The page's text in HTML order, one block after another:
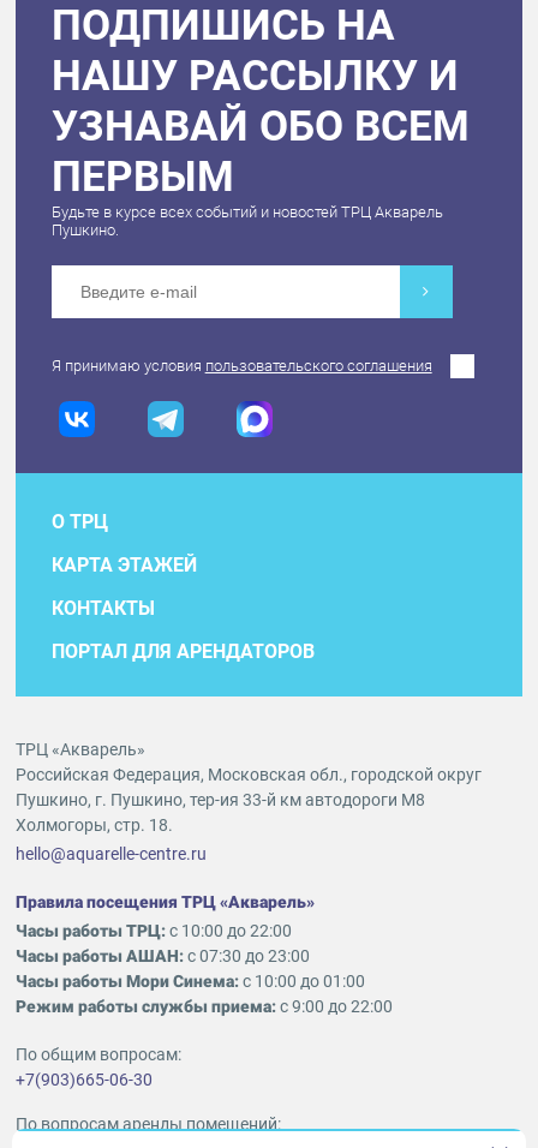
ПОДПИШИСЬ НА
НАШУ РАССЫЛКУ И
УЗНАВАЙ ОБО ВСЕМ
ПЕРВЫМ
Будьте в курсе всех событий и новостей ТРЦ Акварель
Пушкино.
Я принимаю условия пользовательского соглашения
О ТРЦ
КАРТА ЭТАЖЕЙ
КОНТАКТЫ
ПОРТАЛ ДЛЯ АРЕНДАТОРОВ
ТРЦ «Акварель»
Российская Федерация, Московская обл., городской округ
Пушкино, г. Пушкино, тер-ия 33-й км автодороги М8
Холмогоры, стр. 18.
hello@aquarelle-centre.ru
Правила посещения ТРЦ «Акварель»
Часы работы ТРЦ:с 10:00 до 22:00
Часы работы АШАН:с 07:30 до 23:00
Часы работы Мори Синема:с 10:00 до 01:00
Режим работы службы приема:с 9:00 до 22:00
По общим вопросам:
+7(903)665-06-30
По вопросам аренды помещений: